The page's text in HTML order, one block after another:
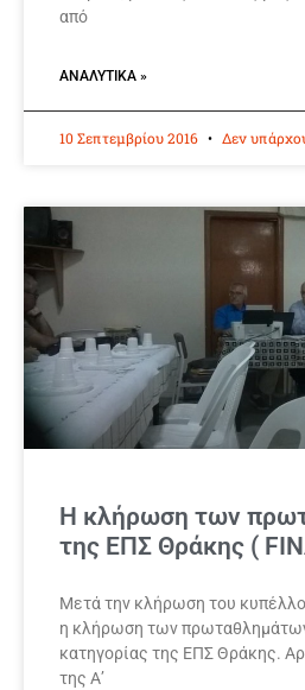
από
ΑΝΑΛΥΤΙΚΆ »
10 Σεπτεμβρίου 2016 Δεν
Η κλήρωση των
της ΕΠΣ Θράκης (
Μετά την κλήρωση του
η κλήρωση των πρωταθλημάτων
κατηγορίας της ΕΠΣ Θράκης.
της Α’